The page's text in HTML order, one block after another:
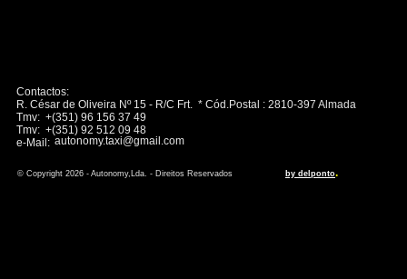
Contactos:
R. César de Oliveira Nº 15 - R/C Frt. * Cód.Postal : 2810-397 Almada
Tmv: +(351) 96 156 37 49
Tmv: +(351) 92 512 09 48
e-Mail:
© Copyright 2026 - Autonomy,Lda. - Direitos Reservados by delponto.
autonomy.taxi@gmail.com